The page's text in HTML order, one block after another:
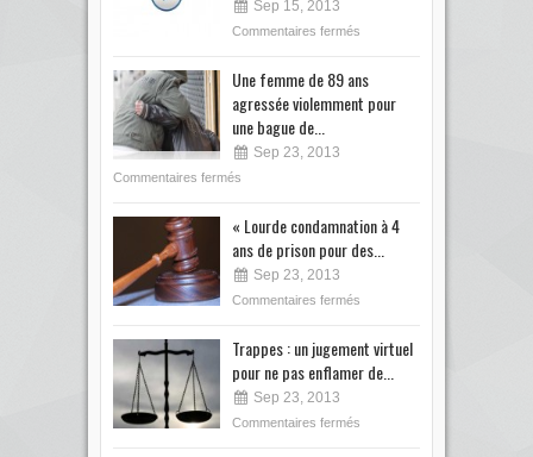
Sep 15, 2013
Commentaires fermés
Une femme de 89 ans
agressée violemment pour
une bague de...
Sep 23, 2013
Commentaires fermés
« Lourde condamnation à 4
ans de prison pour des...
Sep 23, 2013
Commentaires fermés
Trappes : un jugement virtuel
pour ne pas enflamer de...
Sep 23, 2013
Commentaires fermés